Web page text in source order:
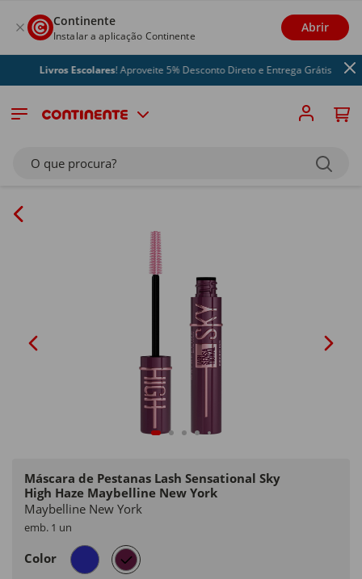
Continente
Instalar a aplicação Continente
Abrir
Livros Escolares! Aproveite 5% Desconto Direto e Entrega Grátis
O que procura?
Máscara de Pestanas Lash Sensational Sky
High Haze Maybelline New York
Maybelline New York
emb. 1 un
Color selected